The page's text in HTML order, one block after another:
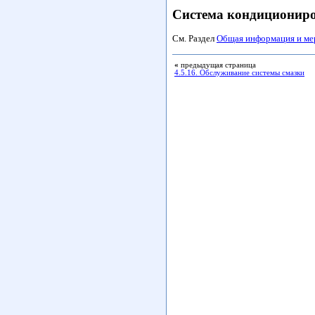
Система
См. Раздел Общая информация и
« предыдущая страница
4.5.16. Обслуживание системы смазки